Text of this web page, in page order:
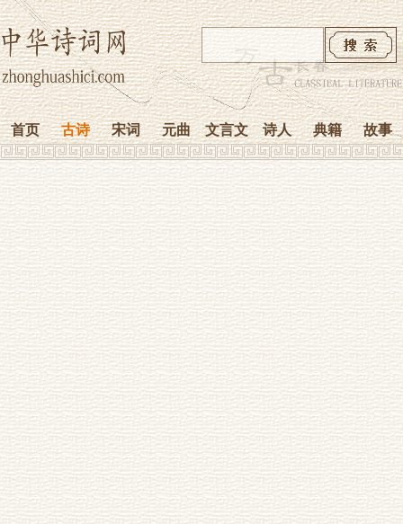
首页 古诗 宋词 元曲 文言文 诗人 典籍 故事